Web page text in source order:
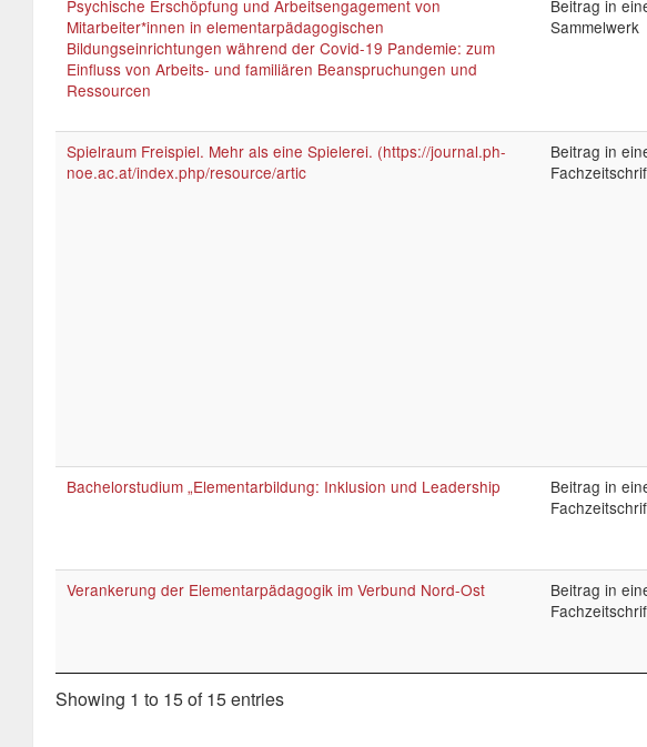
Psychische Erschöpfung und Arbeitsengagement von
Mitarbeiter*innen in elementarpädagogischen
Bildungseinrichtungen während der Covid-19 Pandemie: zum
Einfluss von Arbeits- und familiären Beanspruchungen und
Ressourcen
Beitrag in
Sammelwerk
Spielraum Freispiel. Mehr als eine Spielerei. (https://journal.ph-
noe.ac.at/index.php/resource/artic
Beitrag in
Bachelorstudium „Elementarbildung: Inklusion und Leadership
Beitrag in
Verankerung der Elementarpädagogik im Verbund Nord-Ost
Beitrag in
Showing 1 to 15 of 15 entries